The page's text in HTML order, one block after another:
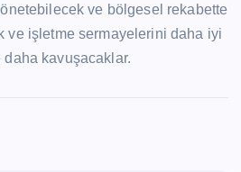
ve bölgesel rekabette
ve işletme sermayelerini daha iyi
kavuşacaklar.